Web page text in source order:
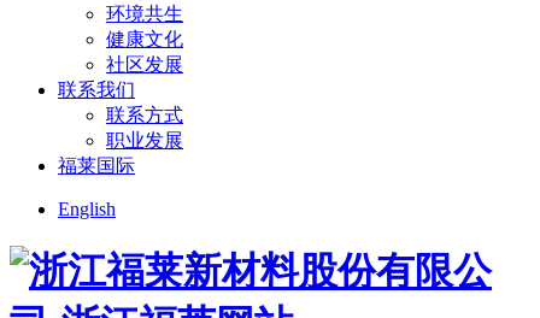
环境共生
健康文化
社区发展
联系我们
联系方式
职业发展
福莱国际
English